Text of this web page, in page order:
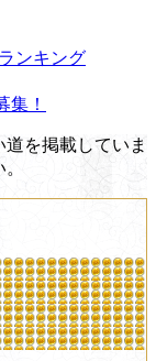
ンキング
集！
を掲載していま